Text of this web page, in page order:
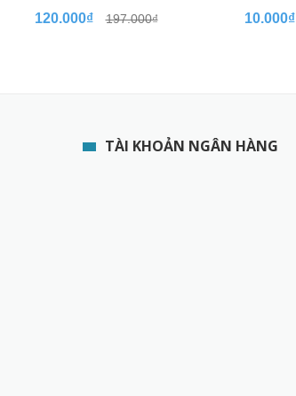
120.000₫
197.000₫
10.000₫
TÀI KHOẢN NGÂN HÀNG